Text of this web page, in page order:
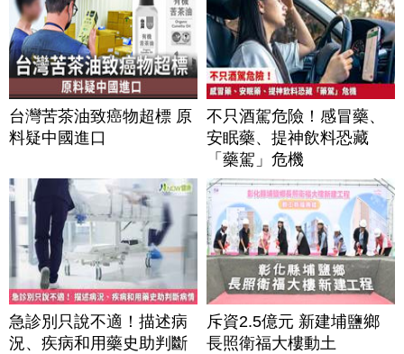
台灣苦茶油致癌物超標 原
料疑中國進口
不只酒駕危險！感冒藥、
安眠藥、提神飲料恐藏
「藥駕」危機
急診別只說不適！描述病
況、疾病和用藥史助判斷
斥資2.5億元 新建埔鹽鄉
長照衛福大樓動土